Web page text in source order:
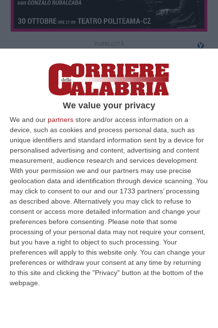
We value your privacy
We and our partners store and/or access information on a
device, such as cookies and process personal data, such as
unique identifiers and standard information sent by a device for
personalised advertising and content, advertising and content
measurement, audience research and services development.
With your permission we and our partners may use precise
geolocation data and identification through device scanning. You
may click to consent to our and our 1733 partners’ processing
as described above. Alternatively you may click to refuse to
consent or access more detailed information and change your
preferences before consenting. Please note that some
processing of your personal data may not require your consent,
but you have a right to object to such processing. Your
preferences will apply to this website only. You can change your
preferences or withdraw your consent at any time by returning
to this site and clicking the "Privacy" button at the bottom of the
webpage.
Clicca e segui “Corriere della Calabria” su Google News
CATANZARO